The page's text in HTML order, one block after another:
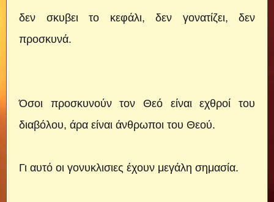
δεν σκυβει το κεφάλι, δεν γονατίζει, δεν
προσκυνά.
Όσοι προσκυνούν τον Θεό είναι εχθροί του
διαβόλου, άρα είναι άνθρωποι του Θεού.
Γι αυτό οι γονυκλισιες έχουν μεγάλη σημασία.